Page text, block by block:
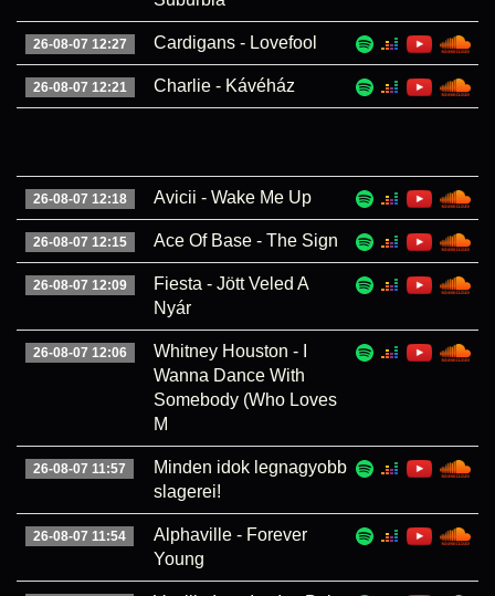
26-08-07 12:27 Cardigans - Lovefool
26-08-07 12:21 Charlie - Kávéház
26-08-07 12:18 Avicii - Wake Me Up
26-08-07 12:15 Ace Of Base - The Sign
26-08-07 12:09
Fiesta - Jött Veled A
Nyár
26-08-07 12:06
Whitney Houston - I
Wanna Dance With
Somebody (Who Loves
M
26-08-07 11:57
Minden idok legnagyobb
slagerei!
26-08-07 11:54
Alphaville - Forever
Young